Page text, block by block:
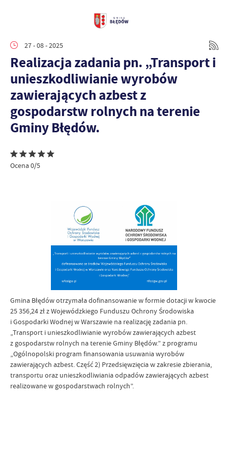
27 - 08 - 2025
Realizacja zadania pn. „Transport i
unieszkodliwianie wyrobów
zawierających azbest z
gospodarstw rolnych na terenie
Gminy Błędów.
Ocena 0/5
Gmina Błędów otrzymała dofinansowanie w formie dotacji w kwocie
25 356,24 zł z Wojewódzkiego Funduszu Ochrony Środowiska
i Gospodarki Wodnej w Warszawie na realizację zadania pn.
„Transport i unieszkodliwianie wyrobów zawierających azbest
z gospodarstw rolnych na terenie Gminy Błędów.” z programu
„Ogólnopolski program finansowania usuwania wyrobów
zawierających azbest. Część 2) Przedsięwzięcia w zakresie zbierania,
transportu oraz unieszkodliwiania odpadów zawierających azbest
realizowane w gospodarstwach rolnych”.